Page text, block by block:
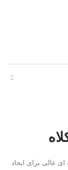
عالی برای ایجاد